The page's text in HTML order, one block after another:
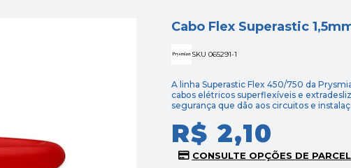
Cabo Flex Superastic
SKU 065291-1
A linha Superastic Flex 450/750 da
cabos elétricos superflexíveis e
segurança que dão aos circuitos e
R$ 2,10